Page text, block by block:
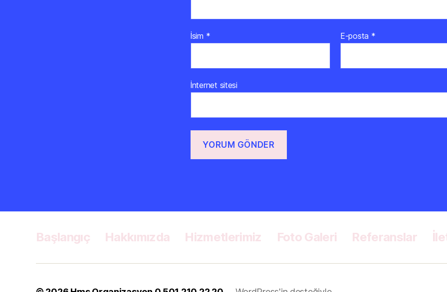
İsim * E-posta *
İnternet sitesi
Başlangıç Hakkımızda Hizmetlerimiz Foto Galeri Referanslar